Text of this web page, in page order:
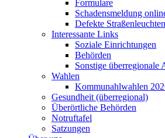
Formulare
Schadensmeldung
Defekte
Interessante Links
Soziale Einrichtungen
Behörden
Sonstige überregionale
Wahlen
Kommunahlwahlen
Gesundheit (überregional)
Überörtliche Behörden
Notruftafel
Satzungen